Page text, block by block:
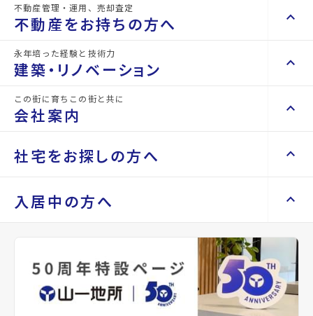
不動産を買いたい方へ keyboard_arrow_right
space_dashboard
エリアから探す
space_dashboard
土地を探す
エリアから探す
train
路線から探す
事業用・投資用を探す keyboard_arrow_right
不動産管理・運用、売却査定
不動産をお持ちの方へ keyboard_arrow_up
不動産をお持ちの方へ keyboard_arrow_right
山一地所の賃貸管理
不動産を貸すまでの流れ
空き家サポートサービス
不動産を売却したい keyboard_arrow_right
相続相談をしたい keyboard_arrow_right
不動産に投資したい keyboard_arrow_right
永年培った経験と技術力
建築・リノベーション keyboard_arrow_up
建築・リノベーション keyboard_arrow_right
Renotta（リノッタ） keyboard_arrow_right
この街に育ちこの街と共に
会社案内 keyboard_arrow_up
会社案内 keyboard_arrow_right
会社概要・沿革 keyboard_arrow_right
keyboard_arrow_right
パーパス keyboard_arrow_right
CM紹介
社宅をお探しの方へ keyboard_arrow_up
社宅をお探しの方へ keyboard_arrow_right
keyboard_arrow_right
レンタルオフィス keyboard_arrow_right
貸会議室 keyboard_arrow_right
入居中の方へ keyboard_arrow_up
keyboard_arrow_right
退去される方へ keyboard_arrow_right
※準備中 住まいのしおり（PDF）
詳細情報
所在地
アクセス
仙台市地下鉄南北線/北四番丁駅 徒歩4分
仙台市営バス バス停『県庁市役所前』か
グーグルマップでみる open_in_new
種別
賃貸マ
ンショ
ン
1987年
01月